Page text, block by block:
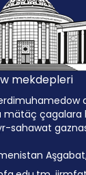
mekdepleri
mätäç
sahawat